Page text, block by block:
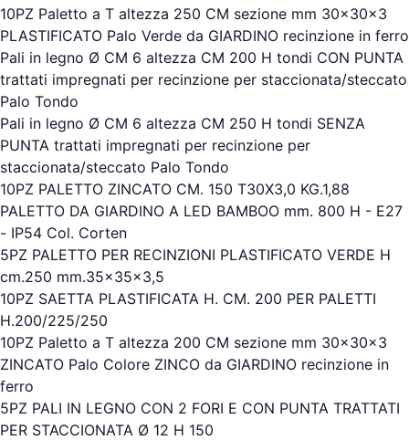
10PZ Paletto a T altezza 250 CM sezione mm 30x30x3
PLASTIFICATO Palo Verde da GIARDINO recinzione in ferro
Pali in legno Ø CM 6 altezza CM 200 H tondi CON PUNTA
trattati impregnati per recinzione per staccionata/steccato
Palo Tondo
Pali in legno Ø CM 6 altezza CM 250 H tondi SENZA
PUNTA trattati impregnati per recinzione per
staccionata/steccato Palo Tondo
10PZ PALETTO ZINCATO CM. 150 T30X3,0 KG.1,88
PALETTO DA GIARDINO A LED BAMBOO mm. 800 H - E27
- IP54 Col. Corten
5PZ PALETTO PER RECINZIONI PLASTIFICATO VERDE H
cm.250 mm.35x35x3,5
10PZ SAETTA PLASTIFICATA H. CM. 200 PER PALETTI
H.200/225/250
10PZ Paletto a T altezza 200 CM sezione mm 30x30x3
ZINCATO Palo Colore ZINCO da GIARDINO recinzione in
ferro
5PZ PALI IN LEGNO CON 2 FORI E CON PUNTA TRATTATI
PER STACCIONATA Ø 12 H 150